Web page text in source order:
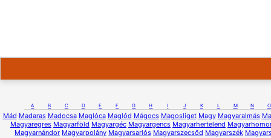
A B C D E F G H I J K L M N O
Mád Madaras Madocsa Maglóca Maglód Mágocs Magosliget Magy Magyaralmás
Magyaregres Magyarföld Magyargéc Magyargencs Magyarhertelend
Magyarnándor Magyarpolány Magyarsarlós Magyarszecsőd Magyarszék